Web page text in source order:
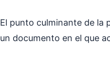
El punto culminante de la
un documento en el que